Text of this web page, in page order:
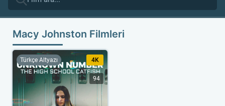
Macy Johnston Filmleri
Türkçe Altyazı 4K
94